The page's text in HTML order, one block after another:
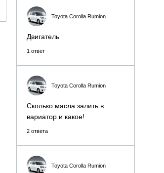
Toyota Corolla Rumion
Двигатель
1 ответ
Toyota Corolla Rumion
Сколько масла залить в
вариатор и какое!
2 ответа
Toyota Corolla Rumion